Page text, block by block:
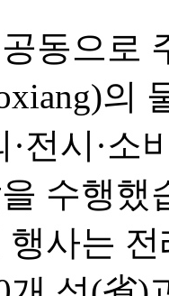
동으로
의
·전시·
수행
사는